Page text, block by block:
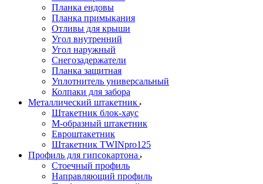
Планка ендовы
Планка примыкания
Отливы для крыши
Угол внутренний
Угол наружный
Снегозадержатели
Планка защитная
Уплотнитель универсальный
Колпаки для забора
Металлический штакетник
Штакетник блок-хаус
М-образный штакетник
Евроштакетник
Штакетник TWINpro125
Профиль для гипсокартона
Стоечный профиль
Направляющий профиль